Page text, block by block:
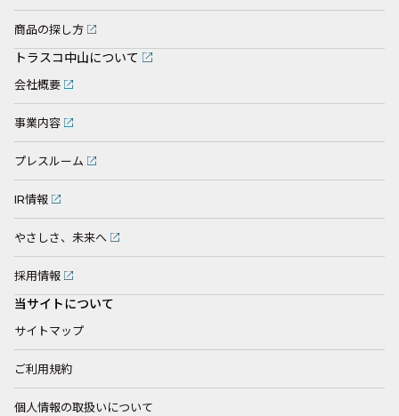
商品の探し方
トラスコ中山について
会社概要
事業内容
プレスルーム
IR情報
やさしさ、未来へ
採用情報
当サイトについて
サイトマップ
ご利用規約
個人情報の取扱いについて